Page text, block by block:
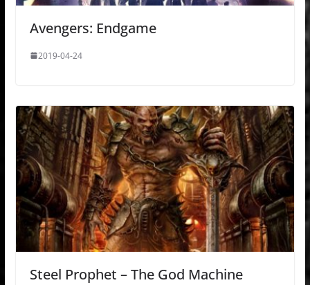
Avengers: Endgame
2019-04-24
Steel Prophet – The God Machine